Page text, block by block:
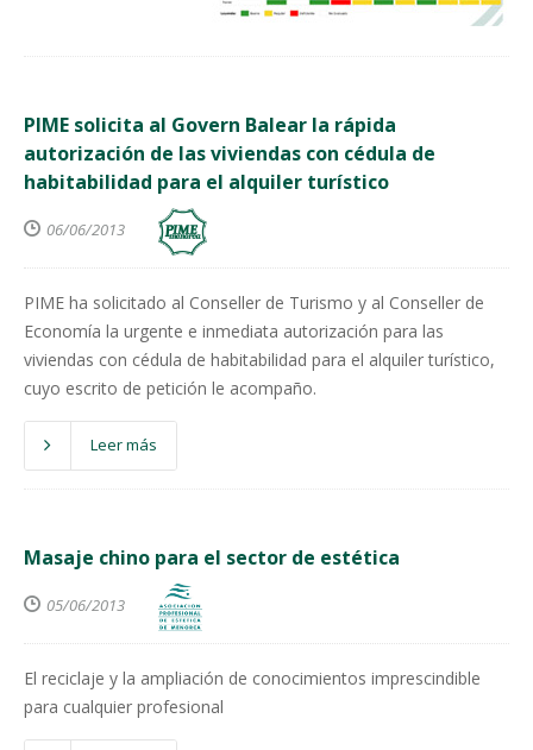
PIME solicita al Govern Balear la rápida
autorización de las viviendas con cédula de
habitabilidad para el alquiler turístico
06/06/2013
PIME ha solicitado al Conseller de Turismo y al Conseller de
Economía la urgente e inmediata autorización para las
viviendas con cédula de habitabilidad para el alquiler turístico,
cuyo escrito de petición le acompaño.
Leer más
Masaje chino para el sector de estética
05/06/2013
El reciclaje y la ampliación de conocimientos imprescindible
para cualquier profesional